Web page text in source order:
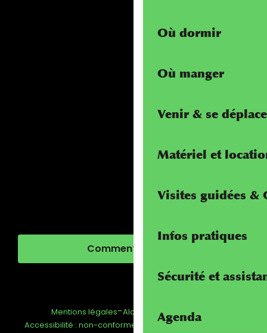
Où dormir
Où manger
Venir & se
Matériel et
Visites guidées &
Infos pratiques
Sécurité et
Agenda
Comment venir ?
Mentions légales-Alcotra - Interreg -
Accessibilité : non-conforme Gestion du consentement